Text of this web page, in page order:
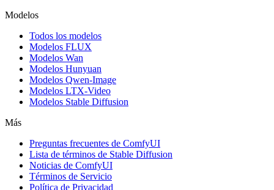
Modelos
Todos los modelos
Modelos FLUX
Modelos Wan
Modelos Hunyuan
Modelos Qwen-Image
Modelos LTX-Video
Modelos Stable Diffusion
Más
Preguntas frecuentes de ComfyUI
Lista de términos de Stable Diffusion
Noticias de ComfyUI
Términos de Servicio
Política de Privacidad